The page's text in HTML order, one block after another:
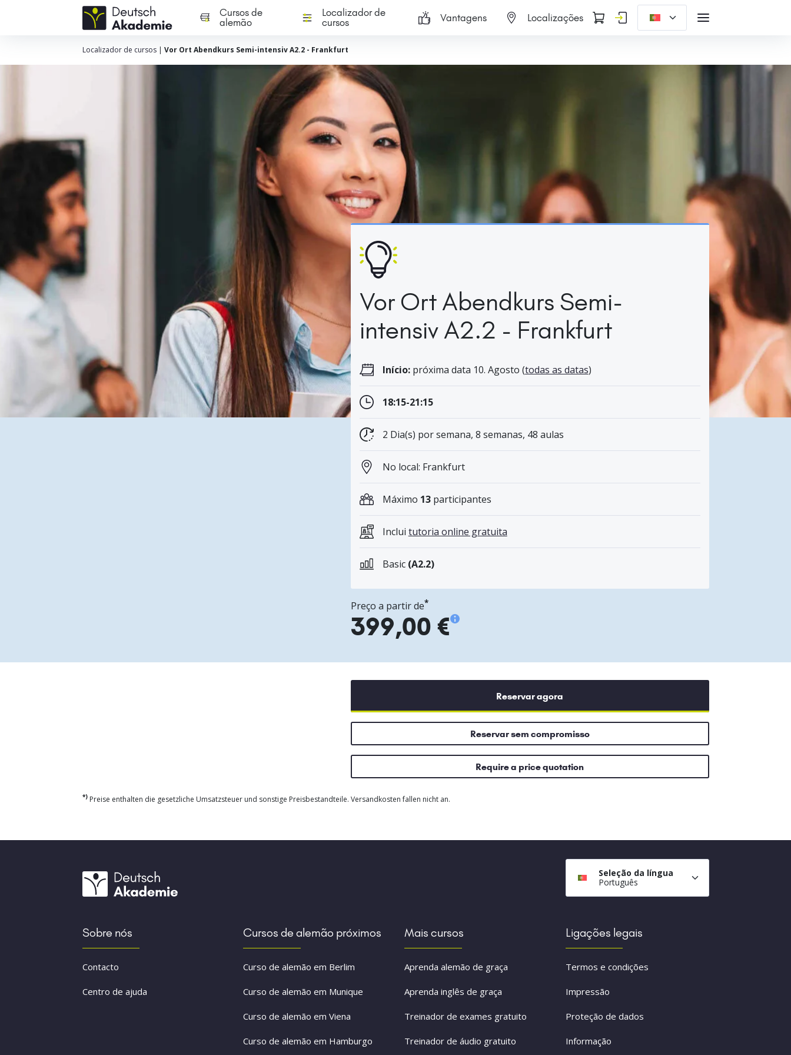
Cursos de
alemão
Localizador de
cursos
Vantagens Localizações
Localizador de cursos| Vor Ort Abendkurs Semi-intensiv A2.2 - Frankfurt
Vor Ort Abendkurs Semi-
intensiv A2.2 - Frankfurt
Início:próxima data 10. Agosto (todas as datas)
18:15-21:15
2 Dia(s) por semana, 8 semanas, 48 aulas
No local: Frankfurt
Máximo 13participantes
Inclui tutoria online gratuita
Basic (A2.2)
Preço a partir de*
399,00 €
Reservar agora
Reservar sem compromisso
Require a price quotation
*)Preise enthalten die gesetzliche Umsatzsteuer und sonstige Preisbestandteile. Versandkosten fallen nicht an.
Seleção da língua
Português
Sobre nós
Contacto
Centro de ajuda
Cursos de alemão próximos
Curso de alemão em Berlim
Curso de alemão em Munique
Curso de alemão em Viena
Curso de alemão em Hamburgo
Mais cursos
Aprenda alemão de graça
Aprenda inglês de graça
Treinador de exames gratuito
Treinador de áudio gratuito
Ligações legais
Termos e condições
Impressão
Proteção de dados
Informação